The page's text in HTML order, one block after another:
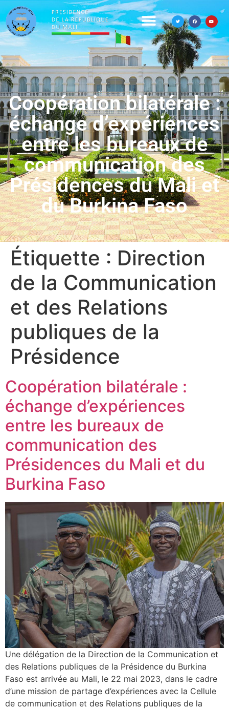
Coopération bilatérale :
échange d’expériences
entre les bureaux de
communication des
Présidences du Mali et
du Burkina Faso
Étiquette : Direction
de la Communication
et des Relations
publiques de la
Présidence
Coopération bilatérale :
échange d’expériences
entre les bureaux de
communication des
Présidences du Mali et du
Burkina Faso
Une délégation de la Direction de la Communication et
des Relations publiques de la Présidence du Burkina
Faso est arrivée au Mali, le 22 mai 2023, dans le cadre
d’une mission de partage d’expériences avec la Cellule
de communication et des Relations publiques de la